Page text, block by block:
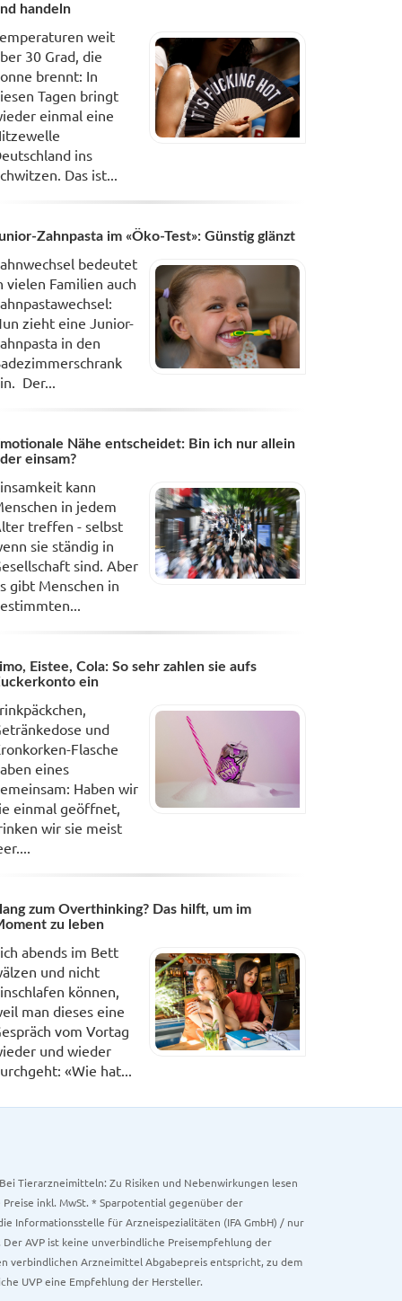
handeln
weit
30 Grad, die
brennt: In
Tagen bringt
einmal eine
ins
Das ist...
Zahnpasta im «Öko-Test»: Günstig glänzt
bedeutet
vielen Familien auch
zieht eine Junior-
in den
Der...
Nähe entscheidet: Bin ich nur allein
einsam?
kann
in jedem
treffen - selbst
sie ständig in
sind. Aber
gibt Menschen in
Eistee, Cola: So sehr zahlen sie aufs
ein
und
Flasche
eines
Haben wir
einmal geöffnet,
wir sie meist
zum Overthinking? Das hilft, um im
zu leben
abends im Bett
und nicht
können,
man dieses eine
vom Vortag
und wieder
«Wie hat...
Tierarzneimitteln: Zu Risiken und Nebenwirkungen lesen
inkl. MwSt. * Sparpotential gegenüber der
Informationsstelle für Arzneispezialitäten (IFA GmbH) / nur
AVP ist keine unverbindliche Preisempfehlung der
verbindlichen Arzneimittel Abgabepreis entspricht, zu dem
UVP eine Empfehlung der Hersteller.